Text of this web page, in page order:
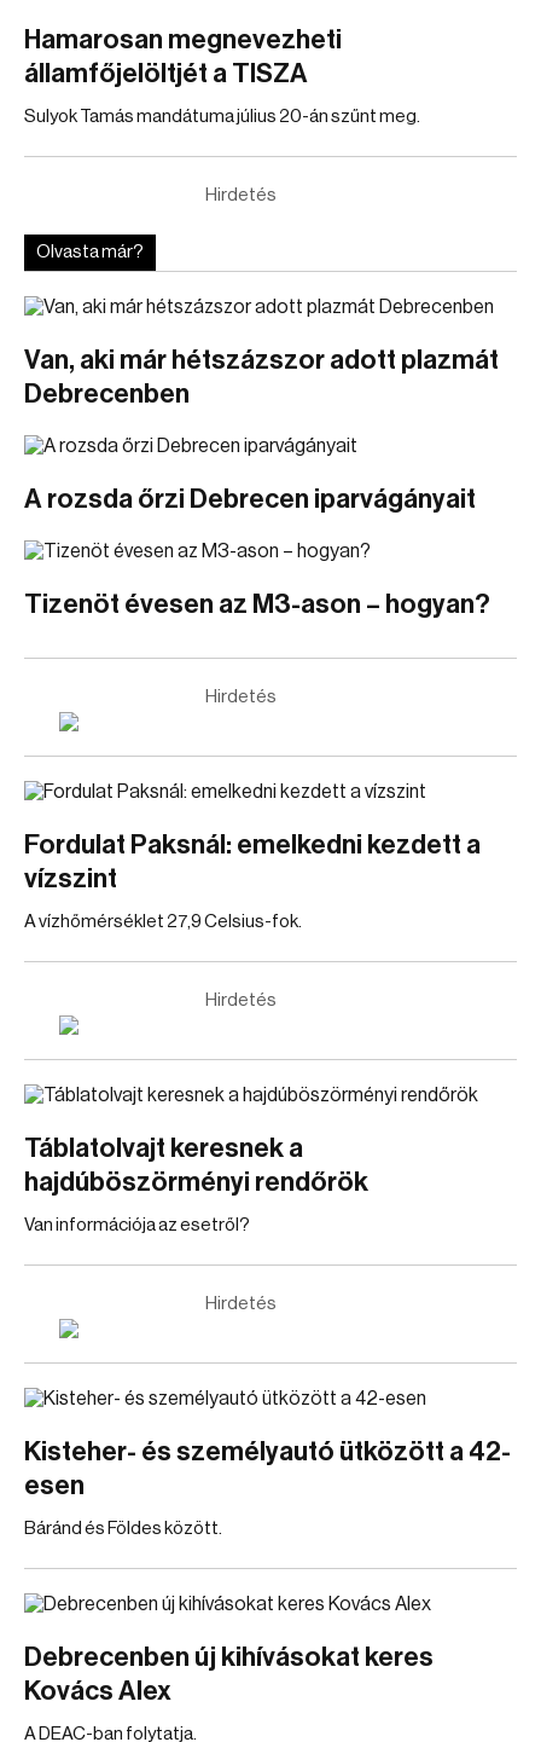
Hamarosan megnevezheti
államfőjelöltjét a TISZA
Sulyok Tamás mandátuma július 20-án szűnt meg.
Hirdetés
Olvasta már?
Van, aki már hétszázszor adott plazmát
Debrecenben
A rozsda őrzi Debrecen iparvágányait
Tizenöt évesen az M3-ason – hogyan?
Hirdetés
Fordulat Paksnál: emelkedni kezdett a
vízszint
A vízhőmérséklet 27,9 Celsius-fok.
Hirdetés
Táblatolvajt keresnek a
hajdúböszörményi rendőrök
Van információja az esetről?
Hirdetés
Kisteher- és személyautó ütközött a 42-
esen
Báránd és Földes között.
Debrecenben új kihívásokat keres
Kovács Alex
A DEAC-ban folytatja.